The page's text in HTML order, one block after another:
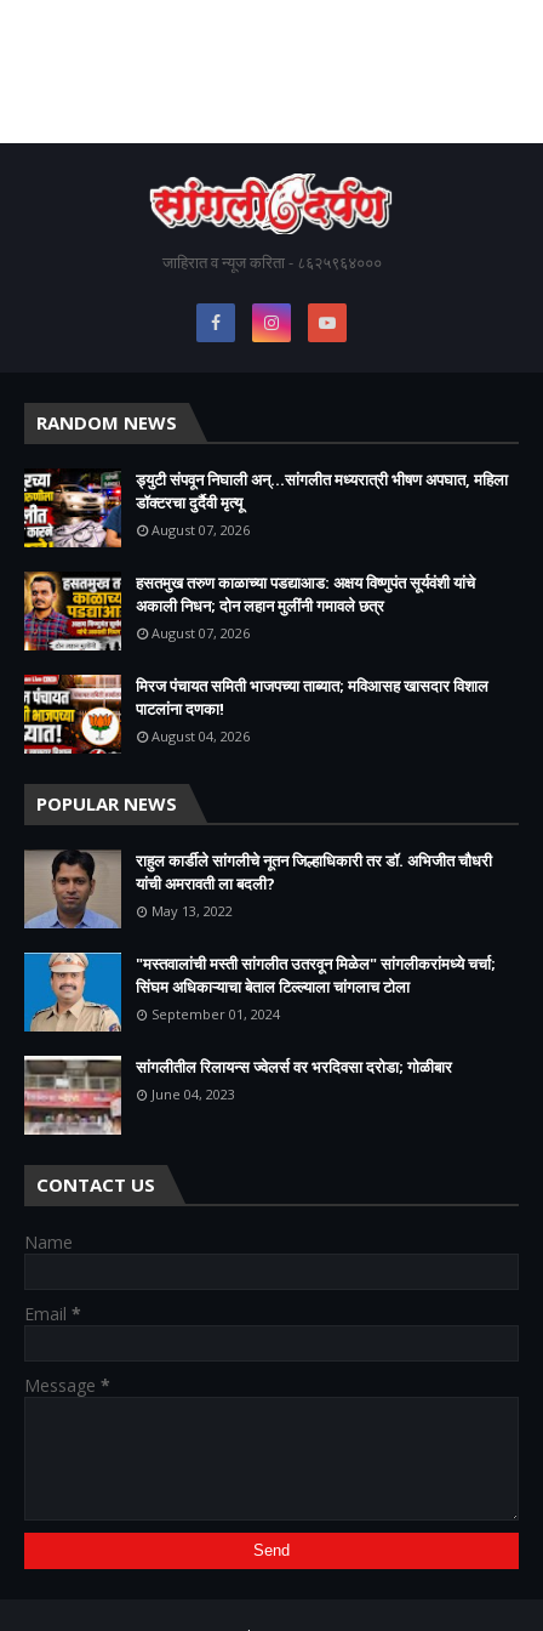
जाहिरात व न्यूज करिता - ८६२५९६४०००
RANDOM NEWS
ड्युटी संपवून निघाली अन्...सांगलीत मध्यरात्री भीषण अपघात, महिला
डॉक्टरचा दुर्दैवी मृत्यू
August 07, 2026
हसतमुख तरुण काळाच्या पडद्याआड: अक्षय विष्णुपंत सूर्यवंशी यांचे
अकाली निधन; दोन लहान मुलींनी गमावले छत्र
August 07, 2026
मिरज पंचायत समिती भाजपच्या ताब्यात; मविआसह खासदार विशाल
पाटलांना दणका!
August 04, 2026
POPULAR NEWS
राहुल कार्डीले सांगलीचे नूतन जिल्हाधिकारी तर डॉ. अभिजीत चौधरी
यांची अमरावती ला बदली?
May 13, 2022
"मस्तवालांची मस्ती सांगलीत उतरवून मिळेल" सांगलीकरांमध्ये चर्चा;
सिंघम अधिकाऱ्याचा बेताल टिल्ल्याला चांगलाच टोला
September 01, 2024
सांगलीतील रिलायन्स ज्वेलर्स वर भरदिवसा दरोडा; गोळीबार
June 04, 2023
CONTACT US
Name
Email *
Message *